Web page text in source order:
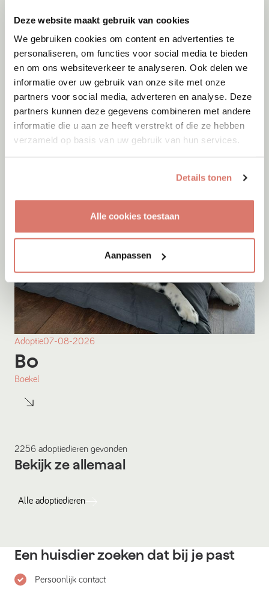
Deze website maakt gebruik van cookies
We gebruiken cookies om content en advertenties te
personaliseren, om functies voor social media te bieden
en om ons websiteverkeer te analyseren. Ook delen we
informatie over uw gebruik van onze site met onze
partners voor social media, adverteren en analyse. Deze
partners kunnen deze gegevens combineren met andere
informatie die u aan ze heeft verstrekt of die ze hebben
verzameld op basis van uw gebruik van hun services.
Details tonen
Alle cookies toestaan
Aanpassen
Adoptie07-08-2026
Cyka
Onesti
Adoptie07-08-2026
Bo
Boekel
2256 adoptiedieren gevonden
Bekijk ze allemaal
Alle adoptiedieren
Een huisdier zoeken dat bij je past
Persoonlijk contact